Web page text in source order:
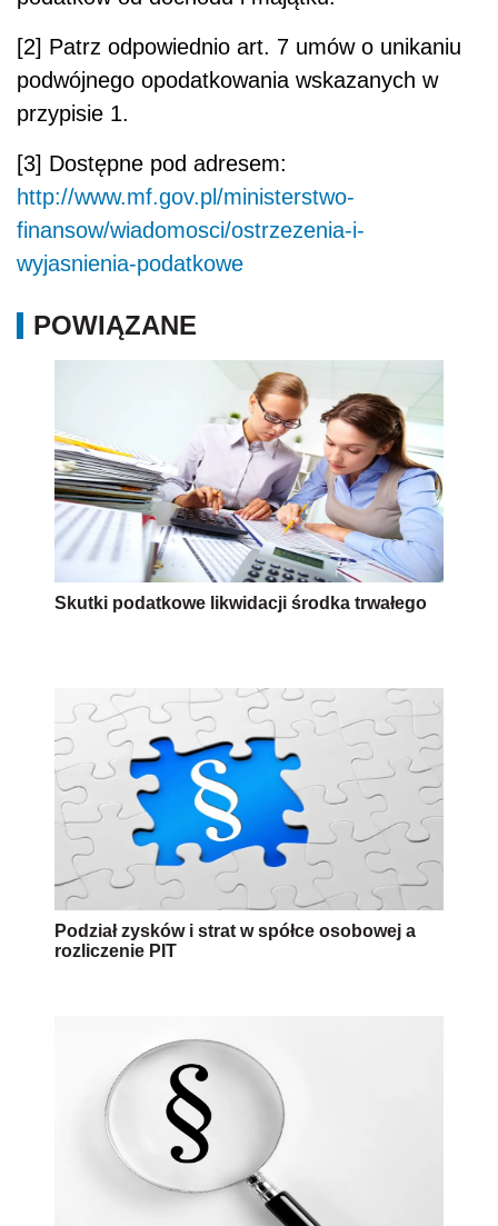
[2] Patrz odpowiednio art. 7 umów o unikaniu
podwójnego opodatkowania wskazanych w
przypisie 1.
[3] Dostępne pod adresem:
http://www.mf.gov.pl/ministerstwo-
finansow/wiadomosci/ostrzezenia-i-
wyjasnienia-podatkowe
POWIĄZANE
Skutki podatkowe likwidacji środka trwałego
Podział zysków i strat w spółce osobowej a
rozliczenie PIT